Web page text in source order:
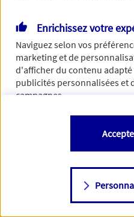
Enrichissez votre
Naviguez selon vos
marketing et de
d'afficher du contenu
publicités personnalisées et
campagnes.
Vous êtes libre de les
changer d'avis à tout moment
Consulter notre politique de